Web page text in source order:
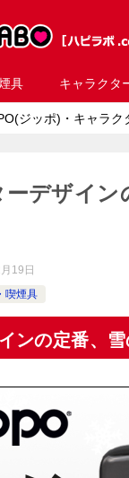
具 キャラクタ
ジッポ)・キャラ
ーデザイン
19日
喫煙具
ンの定番、